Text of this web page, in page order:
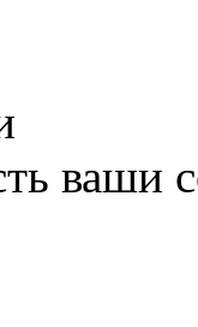
ваши